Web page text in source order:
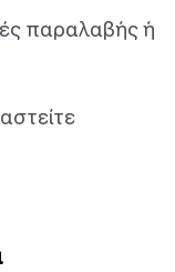
παραλαβής ή